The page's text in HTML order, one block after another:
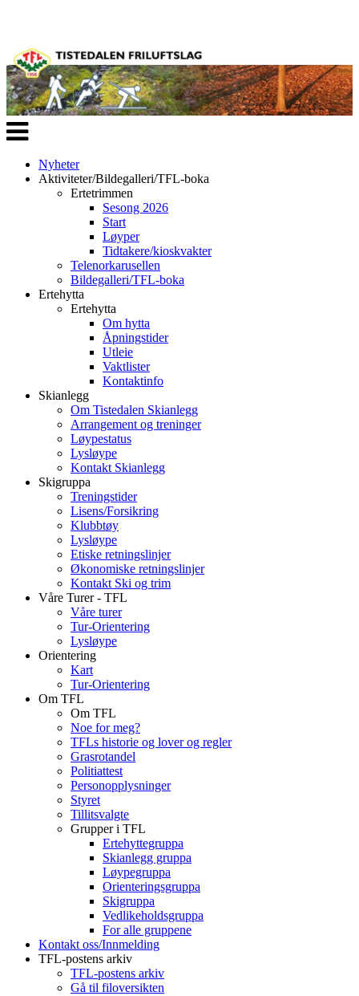
Veksle
navigasjon
Nyheter
Aktiviteter/Bildegalleri/TFL-boka
Ertetrimmen
Sesong 2026
Start
Løyper
Tidtakere/kioskvakter
Telenorkarusellen
Bildegalleri/TFL-boka
Ertehytta
Ertehytta
Om hytta
Åpningstider
Utleie
Vaktlister
Kontaktinfo
Skianlegg
Om Tistedalen Skianlegg
Arrangement og treninger
Løypestatus
Lysløype
Kontakt Skianlegg
Skigruppa
Treningstider
Lisens/Forsikring
Klubbtøy
Lysløype
Etiske retningslinjer
Økonomiske retningslinjer
Kontakt Ski og trim
Våre Turer - TFL
Våre turer
Tur-Orientering
Lysløype
Orientering
Kart
Tur-Orientering
Om TFL
Om TFL
Noe for meg?
TFLs historie og lover og regler
Grasrotandel
Politiattest
Personopplysninger
Styret
Tillitsvalgte
Grupper i TFL
Ertehyttegruppa
Skianlegg gruppa
Løypegruppa
Orienteringsgruppa
Skigruppa
Vedlikeholdsgruppa
For alle gruppene
Kontakt oss/Innmelding
TFL-postens arkiv
TFL-postens arkiv
Gå til filoversikten